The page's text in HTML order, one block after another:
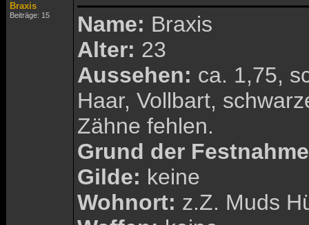
Braxis
Beiträge: 15 Name: Braxis
Alter: 23
Aussehen: ca. 1,75,
Haar, Vollbart,
Zähne fehlen.
Grund der
Gilde: keine
Wohnort: z.Z. Muds